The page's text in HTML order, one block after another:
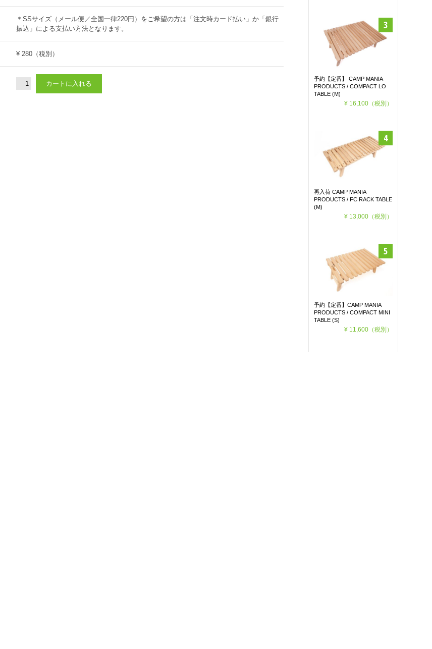
＊SSサイズ（メール便／全国一律220円）をご希望の方は「注文時カード払い」か「銀行
振込」による支払い方法となります。
¥ 280 （税別）
予約【定番】 CAMP MANIA
PRODUCTS / COMPACT LO
TABLE (M)
¥ 16,100（税別）
再入荷 CAMP MANIA
PRODUCTS / FC RACK TABLE
(M)
¥ 13,000（税別）
予約【定番】CAMP MANIA
PRODUCTS / COMPACT MINI
TABLE (S)
¥ 11,600（税別）